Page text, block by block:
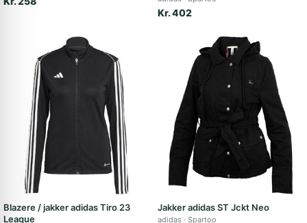
Kr. 402
Blazere / jakker adidas Tiro 23
League
Jakker adidas ST Jckt Neo
adidas Spartoo